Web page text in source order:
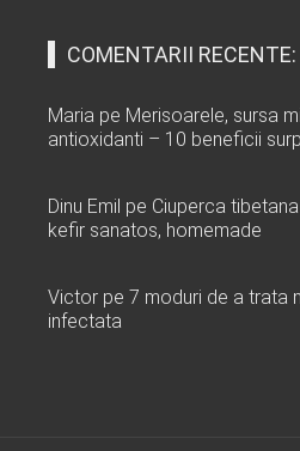
COMENTARII RECENTE:
Maria pe Merisoarele, sursa
antioxidanti – 10 beneficii
Dinu Emil pe Ciuperca
kefir sanatos, homemade
Victor pe 7 moduri de a trata
infectata